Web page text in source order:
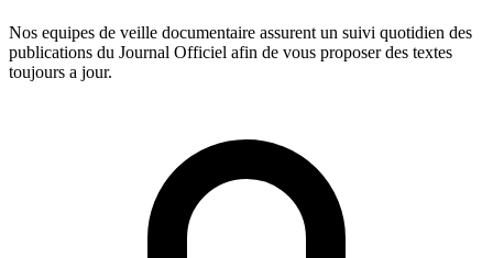
Nos equipes de veille documentaire assurent un suivi quotidien des
publications du Journal Officiel afin de vous proposer des textes
toujours a jour.